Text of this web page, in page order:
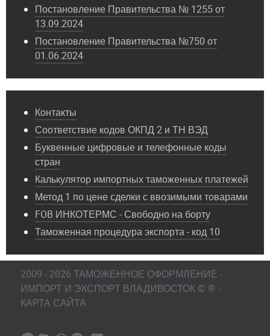
Постановление Правительства № 1255 от
13.09.2024
Постановление Правительства №750 от
01.06.2024
Контакты
Соответствие кодов ОКПД 2 и ТН ВЭД
Буквенные цифровые и телефонные коды
стран
Калькулятор импортных таможенных платежей
Метод 1 по цене сделки с ввозимыми товарами
FOB ИНКОТЕРМС - Свободно на борту
Таможенная процедура экспорта - код 10
2009 - 2026 ТАМОЖЕННОЕ ОФОРМЛЕНИЕ -
ИМПОРТ И ЭКСПОРТ ВЛАДИВОСТОК © ® -
КАРТА САЙТА